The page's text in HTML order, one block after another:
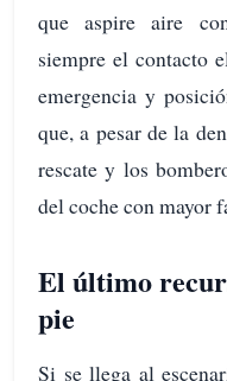
que aspire aire
siempre el contacto
emergencia y
que, a pesar de la
rescate y los
del coche con mayor
El último
pie
Si se llega al